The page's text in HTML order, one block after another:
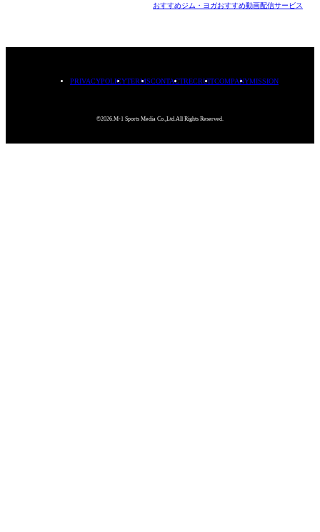
おすすめジム・ヨガおすすめ動画配信サービス
PRIVACYPOLICYTERMSCONTACTRECRUITCOMPANYMISSION
©2026.M-1 Sports Media Co.,Ltd.All Rights Reserved.